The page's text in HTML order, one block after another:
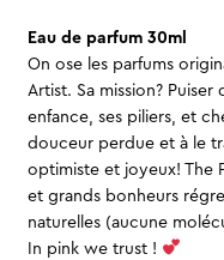
Eau de parfum 30ml
On ose les parfums
Artist. Sa mission?
enfance, ses piliers, et
douceur perdue et à le
optimiste et joyeux! The
et grands bonheurs
naturelles (aucune
In pink we trust !